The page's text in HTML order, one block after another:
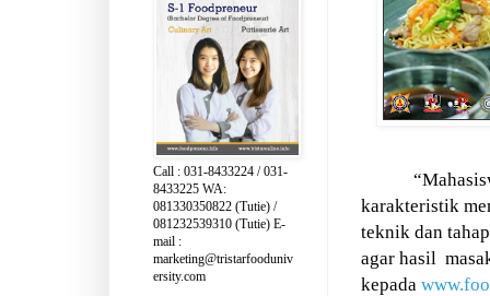
karakteristik
teknik dan
agar hasil
kepada
Call : 031-8433224 / 031-
8433225 WA:
081330350822 (Tutie) /
081232539310 (Tutie) E-
mail :
marketing@tristarfooduniv
ersity.com